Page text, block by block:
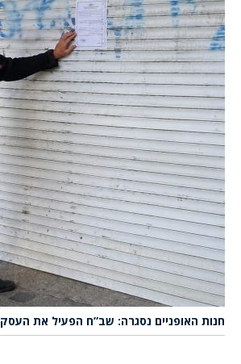
חנות האופניים נסגרה: שב”ח הפעיל את